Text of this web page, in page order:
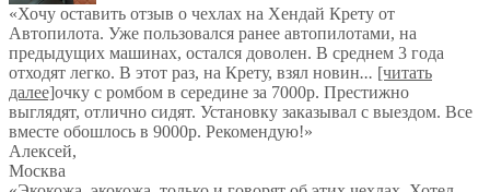
«Хочу оставить отзыв о чехлах на Хендай Крету от
Автопилота. Уже пользовался ранее автопилотами, на
предыдущих машинах, остался доволен. В среднем 3 года
отходят легко. В этот раз, на Крету, взял новин... [читать
далее]очку с ромбом в середине за 7000р. Престижно
выглядят, отлично сидят. Установку заказывал с выездом. Все
вместе обошлось в 9000р. Рекомендую!»
Алексей,
Москва